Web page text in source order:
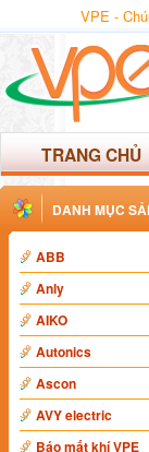
VPE -
TRANG CHỦ
DANH MỤC
ABB
Anly
AIKO
Autonics
Ascon
AVY electric
Báo mất khí VPE